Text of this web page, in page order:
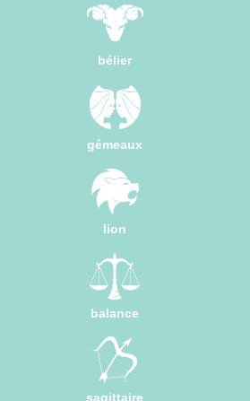
bélier
gémeaux
lion
balance
sagittaire